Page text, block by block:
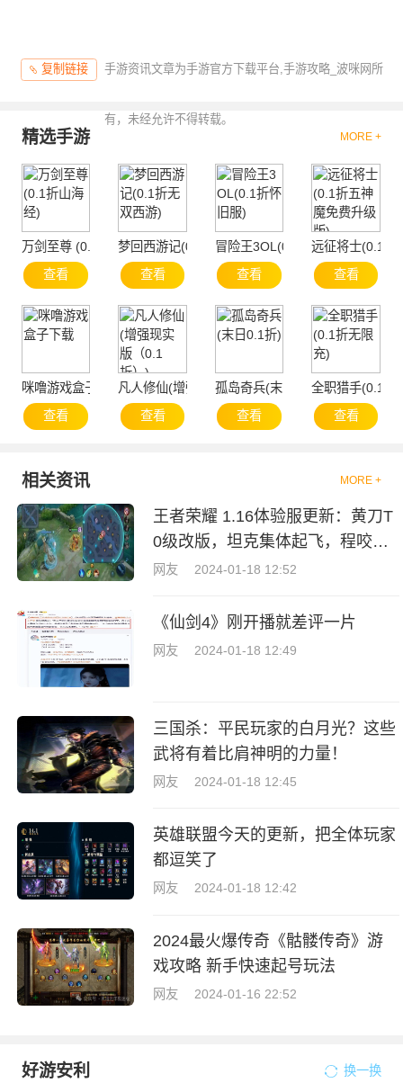
复制链接 手游资讯文章为手游官方下载平台,手游攻略_波咪网所
有，未经允许不得转载。
精选手游 MORE +
万剑至尊 (0.1折山海经)
查看
梦回西游记(0.1折无双西游)
查看
冒险王3OL(0.1折怀旧服)
查看
远征将士(0.1折
查看
咪噜游戏盒子下载
查看
凡人修仙(增强现实版（0.1折）)
查看
孤岛奇兵(末日0.1折)
查看
全职猎手(0.1折
查看
相关资讯 MORE +
王者荣耀 1.16体验服更新：黄刀T
0级改版，坦克集体起飞，程咬金
苦尽
网友 2024-01-18 12:52
《仙剑4》刚开播就差评一片
网友 2024-01-18 12:49
三国杀：平民玩家的白月光？这些
武将有着比肩神明的力量！
网友 2024-01-18 12:45
英雄联盟今天的更新，把全体玩家
都逗笑了
网友 2024-01-18 12:42
2024最火爆传奇《骷髅传奇》游
戏攻略 新手快速起号玩法
网友 2024-01-16 22:52
好游安利 换一换